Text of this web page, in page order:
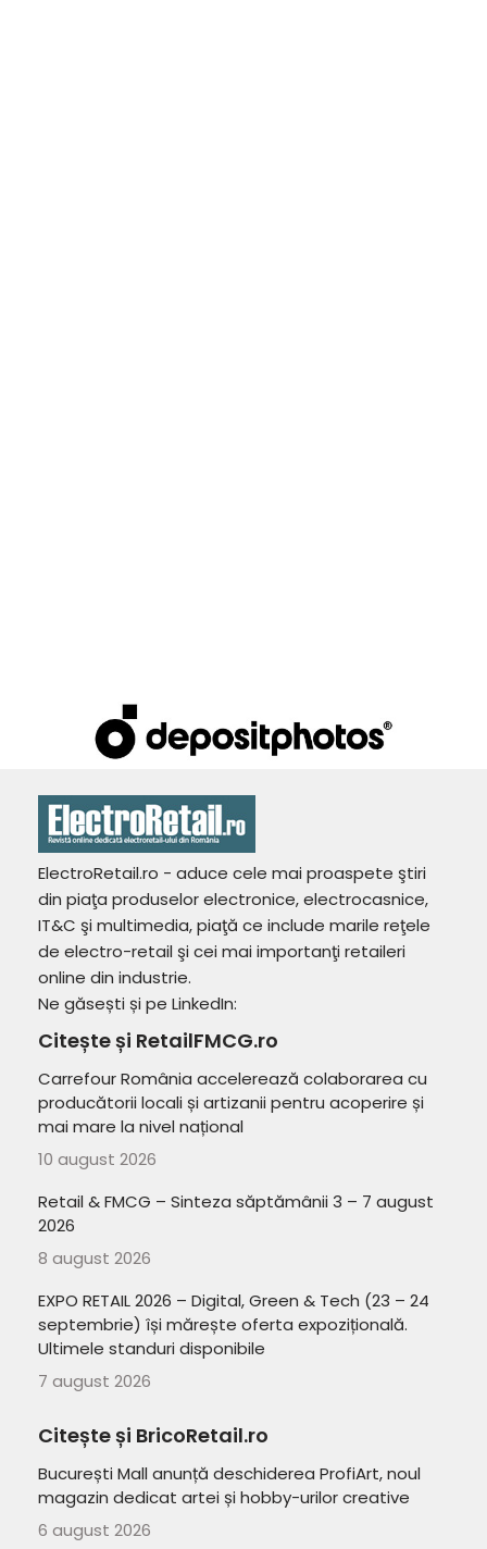
ElectroRetail.ro - aduce cele mai proaspete ştiri
din piaţa produselor electronice, electrocasnice,
IT&C şi multimedia, piaţă ce include marile reţele
de electro-retail şi cei mai importanţi retaileri
online din industrie.
Ne găsești și pe LinkedIn:
Citește și RetailFMCG.ro
Carrefour România accelerează colaborarea cu
producătorii locali și artizanii pentru acoperire și
mai mare la nivel național
10 august 2026
Retail & FMCG – Sinteza săptămânii 3 – 7 august
2026
8 august 2026
EXPO RETAIL 2026 – Digital, Green & Tech (23 – 24
septembrie) își mărește oferta expozițională.
Ultimele standuri disponibile
7 august 2026
Citește și BricoRetail.ro
București Mall anunță deschiderea ProfiArt, noul
magazin dedicat artei și hobby-urilor creative
6 august 2026